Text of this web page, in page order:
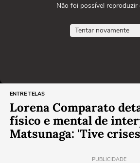
Não foi possível reproduzir
Tentar novamente
ENTRE TELAS
Lorena Comparato
físico e mental de
Matsunaga: 'Tive
PUBLICIDADE